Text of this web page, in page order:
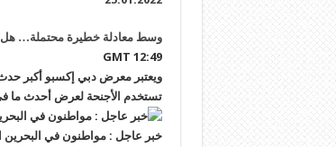
وسط معادلة خطيرة محتملة… هل
12:49 GMT
تستخدم الأجنحة لعرض أحدث ما في
خبر عاجل : مواطنون في